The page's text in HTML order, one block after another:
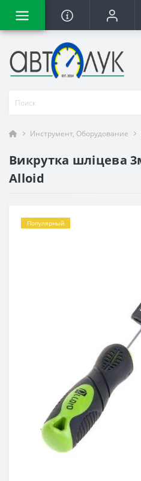
Инструмент, Оборудование
Викрутка шліцева
Alloid
Популярный